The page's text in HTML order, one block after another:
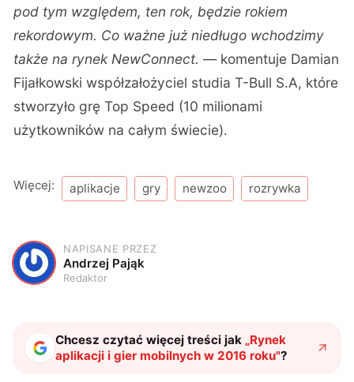
pod tym względem, ten rok, będzie rokiem
rekordowym. Co ważne już niedługo wchodzimy
także na rynek NewConnect. — komentuje Damian
Fijałkowski współzałożyciel studia T-Bull S.A, które
stworzyło grę Top Speed (10 milionami
użytkowników na całym świecie).
Więcej: aplikacje gry newzoo rozrywka
A
NAPISANE PRZEZ
Andrzej Pająk
Redaktor
Chcesz czytać więcej treści jak „Rynek
aplikacji i gier mobilnych w 2016 roku"?